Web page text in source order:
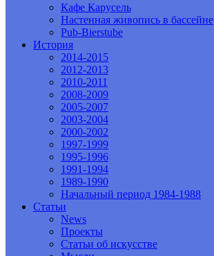
Кафе Карусель
Настенная живопись в бассейне
Pub-Bierstube
История
2014-2015
2012-2013
2010-2011
2008-2009
2005-2007
2003-2004
2000-2002
1997-1999
1995-1996
1991-1994
1989-1990
Начальный период 1984-1988
Статьи
News
Проекты
Статьи об искусстве